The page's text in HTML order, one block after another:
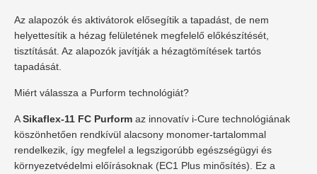
Az alapozók és aktivátorok elősegítik a tapadást, de nem
helyettesítik a hézag felületének megfelelő előkészítését,
tisztítását. Az alapozók javítják a hézagtömítések tartós
tapadását.
Miért válassza a Purform technológiát?
ASikaflex-11 FC Purform az innovatív i-Cure technológiának
köszönhetően rendkívül alacsony monomer-tartalommal
rendelkezik, így megfelel a legszigorúbb egészségügyi és
környezetvédelmi előírásoknak (EC1 Plus minősítés). Ez a